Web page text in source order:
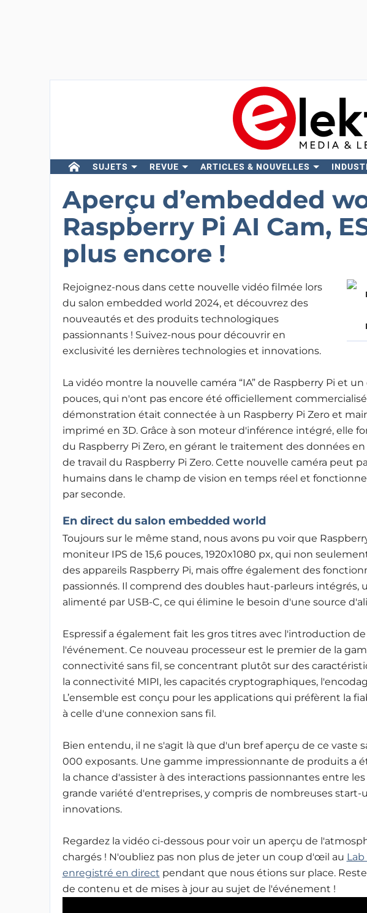
SUJETS REVUE ARTICLES & NOUVELLES
Aperçu d’embedded
Raspberry Pi AI Cam,
plus encore !
Rejoignez-nous dans cette nouvelle vidéo filmée lors
du salon embedded world 2024, et découvrez des
nouveautés et des produits technologiques
passionnants ! Suivez-nous pour découvrir en
exclusivité les dernières technologies et innovations.
La vidéo montre la nouvelle caméra “IA” de Raspberry Pi et
pouces, qui n'ont pas encore été officiellement
démonstration était connectée à un Raspberry Pi Zero et
imprimé en 3D. Grâce à son moteur d'inférence intégré, elle
du Raspberry Pi Zero, en gérant le traitement des données
de travail du Raspberry Pi Zero. Cette nouvelle caméra peut
humains dans le champ de vision en temps réel et
par seconde.
En direct du salon embedded world
Toujours sur le même stand, nous avons pu voir que
moniteur IPS de 15,6 pouces, 1920x1080 px, qui non
des appareils Raspberry Pi, mais offre également des
passionnés. Il comprend des doubles haut-parleurs intégrés,
alimenté par USB-C, ce qui élimine le besoin d'une source
Espressif a également fait les gros titres avec l'introduction de
l'événement. Ce nouveau processeur est le premier de la
connectivité sans fil, se concentrant plutôt sur des
la connectivité MIPI, les capacités cryptographiques,
L’ensemble est conçu pour les applications qui préfèrent la
à celle d'une connexion sans fil.
Bien entendu, il ne s'agit là que d'un bref aperçu de ce vaste
000 exposants. Une gamme impressionnante de produits a
la chance d'assister à des interactions passionnantes entre
grande variété d'entreprises, y compris de nombreuses start-
innovations.
Regardez la vidéo ci-dessous pour voir un aperçu de
chargés ! N'oubliez pas non plus de jeter un coup d'œil au
enregistré en direct pendant que nous étions sur place.
de contenu et de mises à jour au sujet de l'événement !